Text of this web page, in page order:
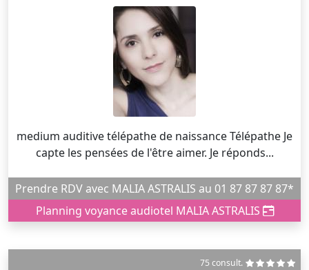
medium auditive télépathe de naissance Télépathe Je
capte les pensées de l'être aimer. Je réponds...
Prendre RDV avec MALIA ASTRALIS au 01 87 87 87 87*
Planning voyance audiotel MALIA ASTRALIS
75 consult.